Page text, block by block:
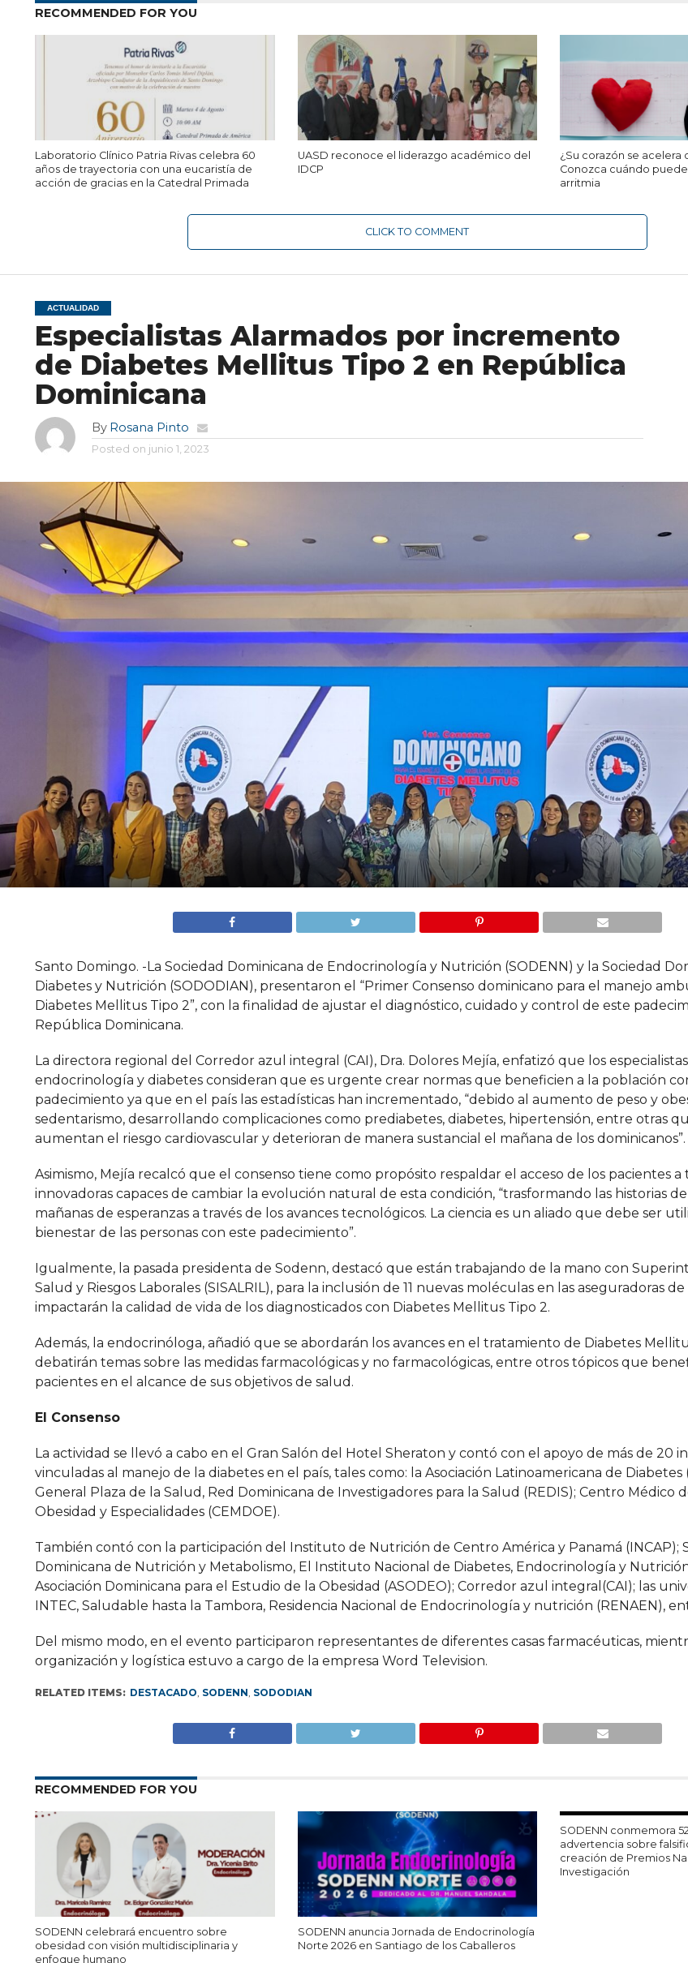
RECOMMENDED FOR YOU
Laboratorio Clínico Patria Rivas celebra 60
años de trayectoria con una eucaristía de
acción de gracias en la Catedral Primada
UASD reconoce el liderazgo académico del
IDCP
¿Su corazón se acelera
Conozca cuándo
arritmia
CLICK TO COMMENT
ACTUALIDAD
Especialistas Alarmados por incremento
de Diabetes Mellitus Tipo 2 en República
Dominicana
By Rosana Pinto
Posted on junio 1, 2023
Santo Domingo. -La Sociedad Dominicana de Endocrinología y Nutrición (SODENN) y la Sociedad
Diabetes y Nutrición (SODODIAN), presentaron el “Primer Consenso dominicano para el manejo
Diabetes Mellitus Tipo 2”, con la finalidad de ajustar el diagnóstico, cuidado y control de este
República Dominicana.
La directora regional del Corredor azul integral (CAI), Dra. Dolores Mejía, enfatizó que los
endocrinología y diabetes consideran que es urgente crear normas que beneficien a la población
padecimiento ya que en el país las estadísticas han incrementado, “debido al aumento de peso y
sedentarismo, desarrollando complicaciones como prediabetes, diabetes, hipertensión, entre otras
aumentan el riesgo cardiovascular y deterioran de manera sustancial el mañana de los dominicanos”.
Asimismo, Mejía recalcó que el consenso tiene como propósito respaldar el acceso de los pacientes a
innovadoras capaces de cambiar la evolución natural de esta condición, “trasformando las historias
mañanas de esperanzas a través de los avances tecnológicos. La ciencia es un aliado que debe ser
bienestar de las personas con este padecimiento”.
Igualmente, la pasada presidenta de Sodenn, destacó que están trabajando de la mano con
Salud y Riesgos Laborales (SISALRIL), para la inclusión de 11 nuevas moléculas en las aseguradoras
impactarán la calidad de vida de los diagnosticados con Diabetes Mellitus Tipo 2.
Además, la endocrinóloga, añadió que se abordarán los avances en el tratamiento de Diabetes
debatirán temas sobre las medidas farmacológicas y no farmacológicas, entre otros tópicos que
pacientes en el alcance de sus objetivos de salud.
El Consenso
La actividad se llevó a cabo en el Gran Salón del Hotel Sheraton y contó con el apoyo de más de 20
vinculadas al manejo de la diabetes en el país, tales como: la Asociación Latinoamericana de Diabetes
General Plaza de la Salud, Red Dominicana de Investigadores para la Salud (REDIS); Centro Médico
Obesidad y Especialidades (CEMDOE).
También contó con la participación del Instituto de Nutrición de Centro América y Panamá (INCAP);
Dominicana de Nutrición y Metabolismo, El Instituto Nacional de Diabetes, Endocrinología y
Asociación Dominicana para el Estudio de la Obesidad (ASODEO); Corredor azul integral(CAI); las
INTEC, Saludable hasta la Tambora, Residencia Nacional de Endocrinología y nutrición (RENAEN),
Del mismo modo, en el evento participaron representantes de diferentes casas farmacéuticas,
organización y logística estuvo a cargo de la empresa Word Television.
RELATED ITEMS: DESTACADO, SODENN, SODODIAN
RECOMMENDED FOR YOU
SODENN celebrará encuentro sobre
obesidad con visión multidisciplinaria y
enfoque humano
SODENN anuncia Jornada de Endocrinología
Norte 2026 en Santiago de los Caballeros
SODENN conmemora
advertencia sobre
creación de Premios
Investigación